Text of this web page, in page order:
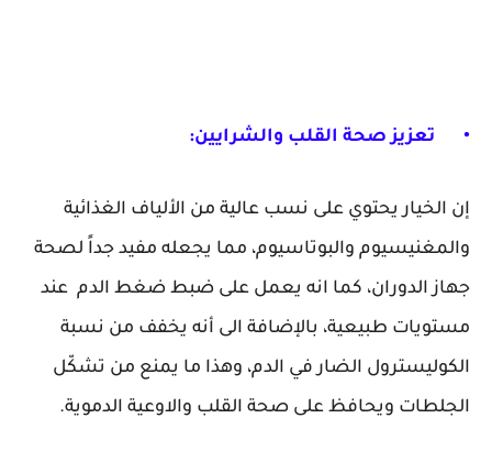
• تعزيز صحة القلب والشرايين:
إن الخيار يحتوي على نسب عالية من الألياف الغذائية
والمغنيسيوم والبوتاسيوم، مما يجعله مفيد جداً لصحة
جهاز الدوران، كما انه يعمل على ضبط ضغط الدم عند
مستويات طبيعية، بالإضافة الى أنه يخفف من نسبة
الكوليسترول الضار في الدم، وهذا ما يمنع من تشكّل
الجلطات ويحافظ على صحة القلب والاوعية الدموية.